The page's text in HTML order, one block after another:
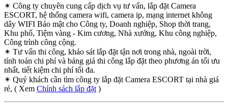
✴ Công ty chuyên cung cấp dịch vụ tư vấn, lắp đặt Camera
ESCORT, hệ thống camera wifi, camera ip, mạng internet không
dây WIFI Bảo mật cho Công ty, Doanh nghiệp, Shop thời trang,
Khu phố, Tiệm vàng - Kim cương, Nhà xưởng, Khu công nghiệp,
Công trình công cộng.
✴ Tư vấn thi công, khảo sát lắp đặt tận nơi trong nhà, ngoài trời,
tính toán chi phí và bảng giá thi công lắp đặt theo phương án tối ưu
nhất, tiết kiệm chi phí tối đa.
✴ Quý khách cần tìm công ty lắp đặt Camera ESCORT tại nhà giá
rẻ, ( Xem Chính sách lắp đặt )